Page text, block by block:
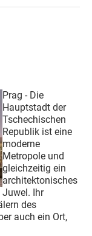
Prag - Die
Hauptstadt der
Tschechischen
Republik ist eine
moderne
Metropole und
gleichzeitig ein
architektonisches
Juwel. Ihr
des
auch ein Ort,